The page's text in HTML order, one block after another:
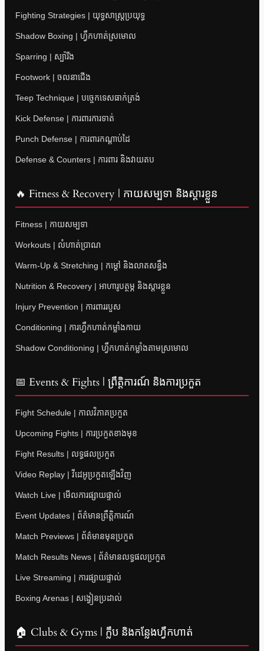
Fighting Strategies | យុទ្ធសាស្ត្រប្រយុទ្ធ
Shadow Boxing | ហ្វឹកហាត់ស្រមោល
Sparring | ស្ប៉ារីង
Footwork | ចលនាជើង
Teep Technique | បច្ចេកទេសធាក់ត្រង់
Kick Defense | ការពារការទាត់
Punch Defense | ការពារកណ្តាប់ដៃ
Defense & Counters | ការពារ និងវាយតប
🔥 Fitness & Recovery | កាយសម្បទា និងស្តារខ្លួន
Fitness | កាយសម្បទា
Workouts | លំហាត់ប្រាណ
Warm-Up & Stretching | កម្តៅ និងលាតសន្ធឹង
Nutrition & Recovery | អាហារូបត្ថម្ភ និងស្តារខ្លួន
Injury Prevention | ការពាររបួស
Conditioning | ការហ្វឹកហាត់កម្លាំងកាយ
Shadow Conditioning | ហ្វឹកហាត់កម្លាំងតាមស្រមោល
📅 Events & Fights | ព្រឹត្តិការណ៍ និងការប្រកួត
Fight Schedule | កាលវិភាគប្រកួត
Upcoming Fights | ការប្រកួតខាងមុខ
Fight Results | លទ្ធផលប្រកួត
Video Replay | វីដេអូប្រកួតឡើងវិញ
Watch Live | មើលការផ្សាយផ្ទាល់
Event Updates | ព័ត៌មានព្រឹត្តិការណ៍
Match Previews | ព័ត៌មានមុនប្រកួត
Match Results News | ព័ត៌មានលទ្ធផលប្រកួត
Live Streaming | ការផ្សាយផ្ទាល់
Boxing Arenas | សង្វៀនប្រដាល់
🏠 Clubs & Gyms | ក្លឹប និងកន្លែងហ្វឹកហាត់